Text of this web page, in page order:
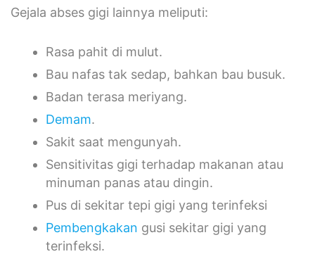
Gejala abses gigi lainnya meliputi:
Rasa pahit di mulut.
Bau nafas tak sedap, bahkan bau busuk.
Badan terasa meriyang.
Demam.
Sakit saat mengunyah.
Sensitivitas gigi terhadap makanan atau
minuman panas atau dingin.
Pus di sekitar tepi gigi yang terinfeksi
Pembengkakan gusi sekitar gigi yang
terinfeksi.